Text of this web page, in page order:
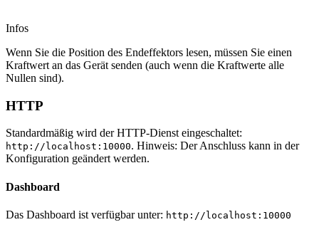
Infos
Wenn Sie die Position des Endeffektors lesen, müssen Sie einen
Kraftwert an das Gerät senden (auch wenn die Kraftwerte alle
Nullen sind).
HTTP
Standardmäßig wird der HTTP-Dienst eingeschaltet:
http://localhost:10000. Hinweis: Der Anschluss kann in der
Konfiguration geändert werden.
Dashboard
Das Dashboard ist verfügbar unter: http://localhost:10000